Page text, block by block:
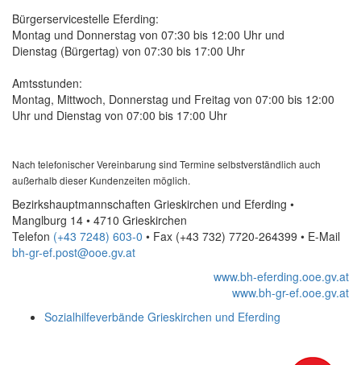
Bürgerservicestelle Eferding:
Montag und Donnerstag von 07:30 bis 12:00 Uhr und
Dienstag (Bürgertag) von 07:30 bis 17:00 Uhr
Amtsstunden:
Montag, Mittwoch, Donnerstag und Freitag von 07:00 bis 12:00
Uhr und Dienstag von 07:00 bis 17:00 Uhr
Nach telefonischer Vereinbarung sind Termine selbstverständlich auch
außerhalb dieser Kundenzeiten möglich.
Bezirkshauptmannschaften Grieskirchen und Eferding •
Manglburg 14 • 4710 Grieskirchen
Telefon (+43 7248) 603-0 • Fax (+43 732) 7720-264399 • E-Mail
bh-gr-ef.post@ooe.gv.at
www.bh-eferding.ooe.gv.at
www.bh-gr-ef.ooe.gv.at
Sozialhilfeverbände Grieskirchen und Eferding